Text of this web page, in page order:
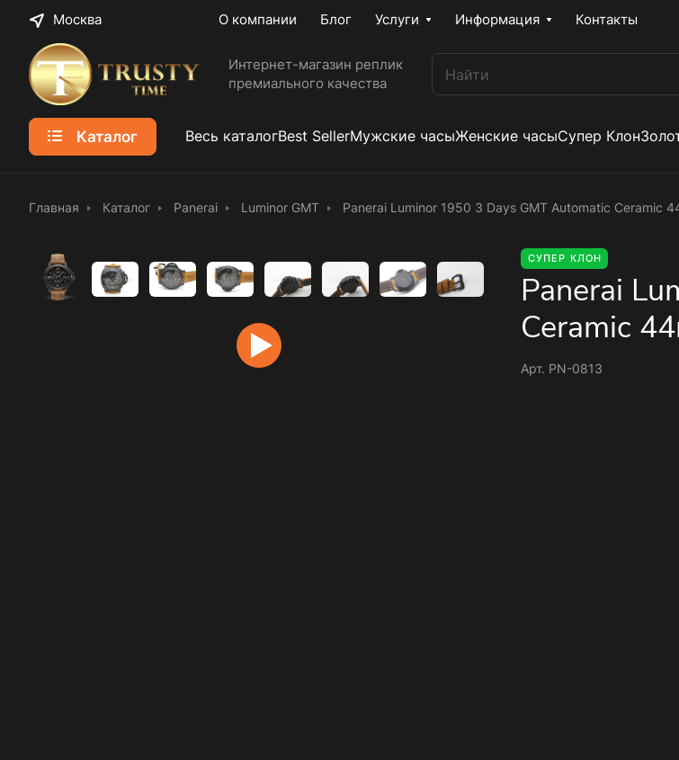
Москва О компании Блог Услуги Информация Контакты
Интернет-магазин реплик
премиального качества
Каталог Весь каталогBest SellerМужские часыЖенские часыСупер Клон
Главная Каталог Panerai Luminor GMT Panerai Luminor 1950 3 Days GMT Automatic Ceramic
СУПЕР КЛОН
Panerai
Ceramic
Арт. PN-0813